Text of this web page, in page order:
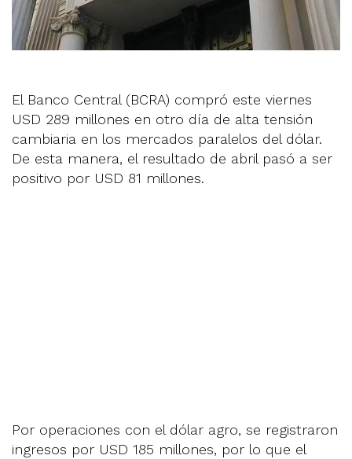
El Banco Central (BCRA) compró este viernes
USD 289 millones en otro día de alta tensión
cambiaria en los mercados paralelos del dólar.
De esta manera, el resultado de abril pasó a ser
positivo por USD 81 millones.
Por operaciones con el dólar agro, se registraron
ingresos por USD 185 millones, por lo que el